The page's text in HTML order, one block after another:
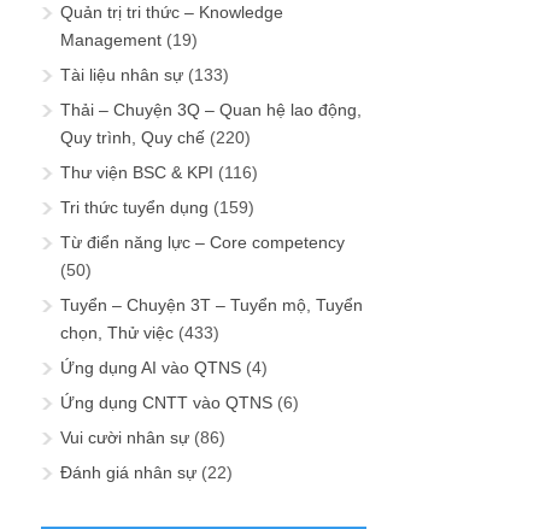
Quản trị tri thức – Knowledge
Management (19)
Tài liệu nhân sự (133)
Thải – Chuyện 3Q – Quan hệ lao động,
Quy trình, Quy chế (220)
Thư viện BSC & KPI (116)
Tri thức tuyển dụng (159)
Từ điển năng lực – Core competency
(50)
Tuyển – Chuyện 3T – Tuyển mộ, Tuyển
chọn, Thử việc (433)
Ứng dụng AI vào QTNS (4)
Ứng dụng CNTT vào QTNS (6)
Vui cười nhân sự (86)
Đánh giá nhân sự (22)